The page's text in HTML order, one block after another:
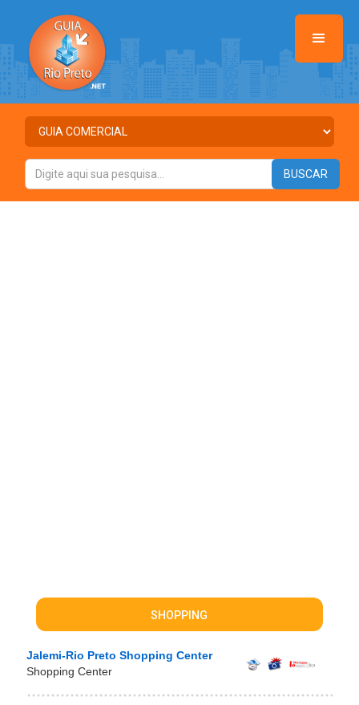
SHOPPING
Jalemi-Rio Preto Shopping Center
Shopping Center